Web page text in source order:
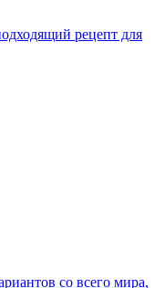
рецепт для
со всего мира,